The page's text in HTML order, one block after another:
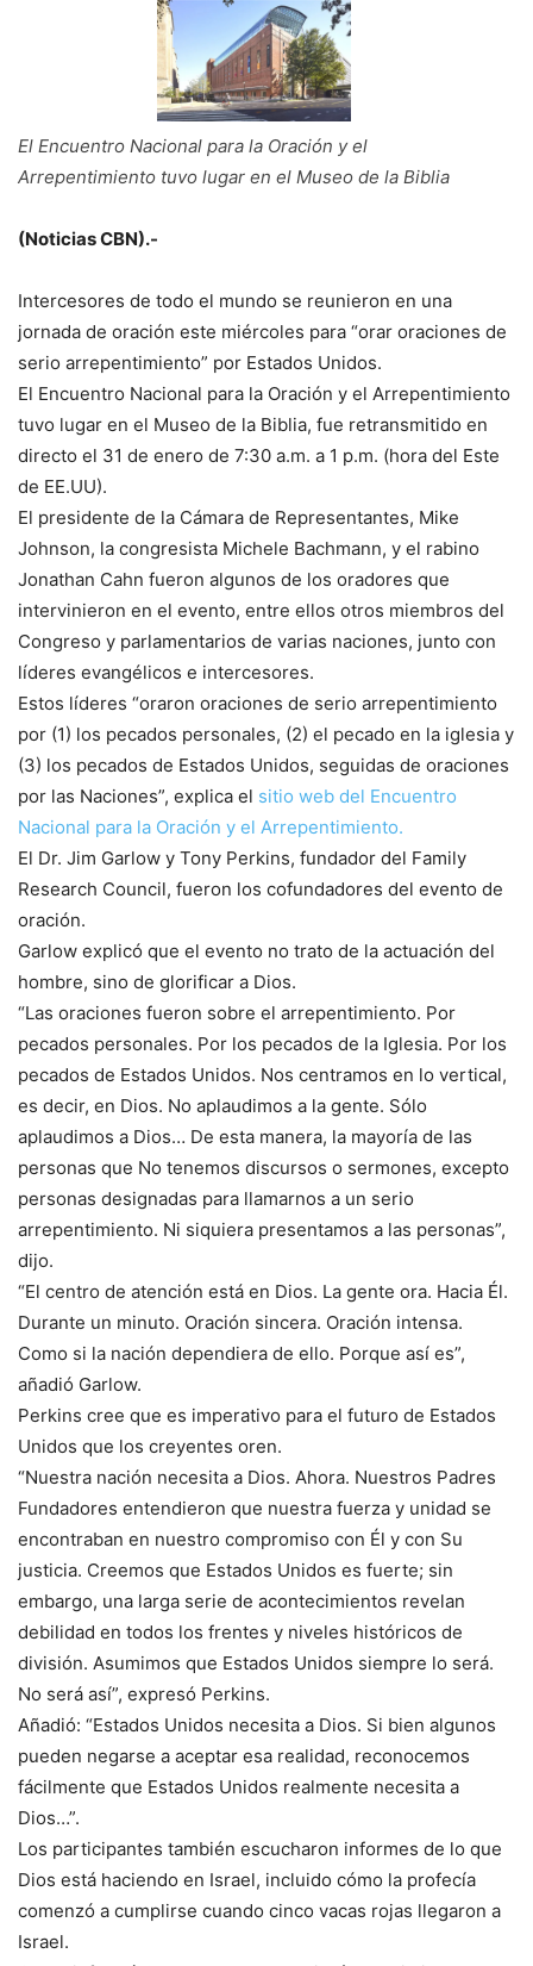
El Encuentro Nacional para la Oración y el
Arrepentimiento tuvo lugar en el Museo de la Biblia
(Noticias CBN).-
Intercesores de todo el mundo se reunieron en una
jornada de oración este miércoles para “orar oraciones de
serio arrepentimiento” por Estados Unidos.
El Encuentro Nacional para la Oración y el Arrepentimiento
tuvo lugar en el Museo de la Biblia, fue retransmitido en
directo el 31 de enero de 7:30 a.m. a 1 p.m. (hora del Este
de EE.UU).
El presidente de la Cámara de Representantes, Mike
Johnson, la congresista Michele Bachmann, y el rabino
Jonathan Cahn fueron algunos de los oradores que
intervinieron en el evento, entre ellos otros miembros del
Congreso y parlamentarios de varias naciones, junto con
líderes evangélicos e intercesores.
Estos líderes “oraron oraciones de serio arrepentimiento
por (1) los pecados personales, (2) el pecado en la iglesia y
(3) los pecados de Estados Unidos, seguidas de oraciones
por las Naciones”, explica el sitio web del Encuentro
Nacional para la Oración y el Arrepentimiento.
El Dr. Jim Garlow y Tony Perkins, fundador del Family
Research Council, fueron los cofundadores del evento de
oración.
Garlow explicó que el evento no trato de la actuación del
hombre, sino de glorificar a Dios.
“Las oraciones fueron sobre el arrepentimiento. Por
pecados personales. Por los pecados de la Iglesia. Por los
pecados de Estados Unidos. Nos centramos en lo vertical,
es decir, en Dios. No aplaudimos a la gente. Sólo
aplaudimos a Dios… De esta manera, la mayoría de las
personas que No tenemos discursos o sermones, excepto
personas designadas para llamarnos a un serio
arrepentimiento. Ni siquiera presentamos a las personas”,
dijo.
“El centro de atención está en Dios. La gente ora. Hacia Él.
Durante un minuto. Oración sincera. Oración intensa.
Como si la nación dependiera de ello. Porque así es”,
añadió Garlow.
Perkins cree que es imperativo para el futuro de Estados
Unidos que los creyentes oren.
“Nuestra nación necesita a Dios. Ahora. Nuestros Padres
Fundadores entendieron que nuestra fuerza y unidad se
encontraban en nuestro compromiso con Él y con Su
justicia. Creemos que Estados Unidos es fuerte; sin
embargo, una larga serie de acontecimientos revelan
debilidad en todos los frentes y niveles históricos de
división. Asumimos que Estados Unidos siempre lo será.
No será así”, expresó Perkins.
Añadió: “Estados Unidos necesita a Dios. Si bien algunos
pueden negarse a aceptar esa realidad, reconocemos
fácilmente que Estados Unidos realmente necesita a
Dios…”.
Los participantes también escucharon informes de lo que
Dios está haciendo en Israel, incluido cómo la profecía
comenzó a cumplirse cuando cinco vacas rojas llegaron a
Israel.